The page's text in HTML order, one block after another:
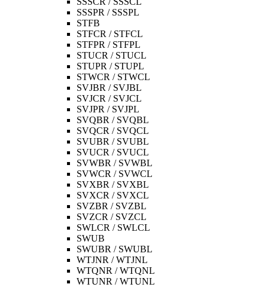
SSSPR / SSSPL
STFB
STFCR / STFCL
STFPR / STFPL
STUCR / STUCL
STUPR / STUPL
STWCR / STWCL
SVJBR / SVJBL
SVJCR / SVJCL
SVJPR / SVJPL
SVQBR / SVQBL
SVQCR / SVQCL
SVUBR / SVUBL
SVUCR / SVUCL
SVWBR / SVWBL
SVWCR / SVWCL
SVXBR / SVXBL
SVXCR / SVXCL
SVZBR / SVZBL
SVZCR / SVZCL
SWLCR / SWLCL
SWUB
SWUBR / SWUBL
WTJNR / WTJNL
WTQNR / WTQNL
WTUNR / WTUNL